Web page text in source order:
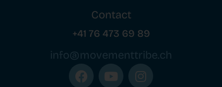
Contact
+41 76 473 69 89
info@movementtribe.ch